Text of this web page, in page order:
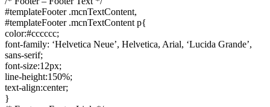
#templateFooter .mcnTextContent,
#templateFooter .mcnTextContent p{
color:#cccccc;
font-family: ‘Helvetica Neue’, Helvetica, Arial, ‘Lucida Grande’,
sans-serif;
font-size:12px;
line-height:150%;
text-align:center;
}